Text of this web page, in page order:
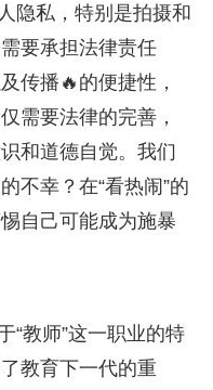
隐私，特别是拍摄和
要承担法律责任
传播🔥的便捷性，
需要法律的完善，
和道德自觉。我们
不幸？在“看热闹”的
自己可能成为施暴
“教师”这一职业的特
教育下一代的重